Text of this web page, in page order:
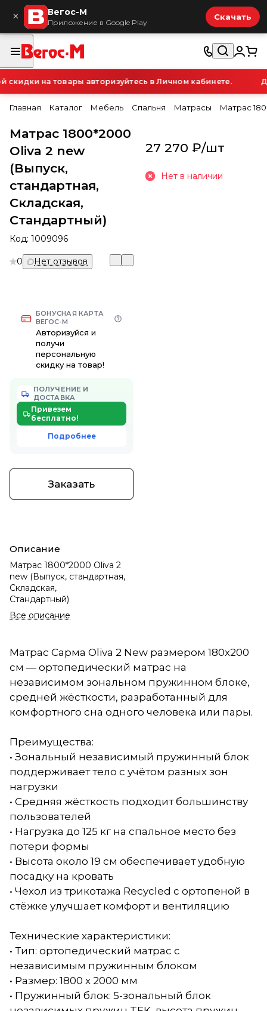
× Вегос-М
Приложение в Google Play
Скачать
на товары авторизуйтесь в Личном кабинете.
Главная Каталог Мебель Спальня Матрасы Матрас
Матрас 1800*2000
Oliva 2 new
(Выпуск,
стандартная,
Складская,
Стандартный)
Код: 1009096
0 Нет отзывов
БОНУСНАЯ КАРТА
ВЕГОС-М
Авторизуйся и
получи
персональную
скидку на товар!
ПОЛУЧЕНИЕ И
ДОСТАВКА
Привезем
бесплатно!
Подробнее
Заказать
Описание
Матрас 1800*2000 Oliva 2
new (Выпуск, стандартная,
Складская,
Стандартный)
Все описание
27 270 ₽/шт
Нет в наличии
Матрас Сарма Oliva 2 New размером 180x200
см — ортопедический матрас на
независимом зональном пружинном блоке,
средней жёсткости, разработанный для
комфортного сна одного человека или пары.
Преимущества:
• Зональный независимый пружинный блок
поддерживает тело с учётом разных зон
нагрузки
• Средняя жёсткость подходит большинству
пользователей
• Нагрузка до 125 кг на спальное место без
потери формы
• Высота около 19 см обеспечивает удобную
посадку на кровать
• Чехол из трикотажа Recycled с ортопеной в
стёжке улучшает комфорт и вентиляцию
Технические характеристики:
• Тип: ортопедический матрас с
независимым пружинным блоком
• Размер: 1800 x 2000 мм
• Пружинный блок: 5-зональный блок